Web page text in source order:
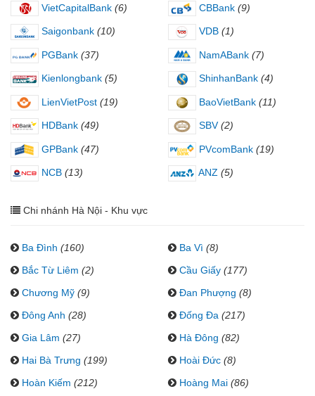
VietCapitalBank (6) CBBank (9)
Saigonbank (10) VDB (1)
PGBank (37) NamABank (7)
Kienlongbank (5) ShinhanBank (4)
LienVietPost (19) BaoVietBank (11)
HDBank (49) SBV (2)
GPBank (47) PVcomBank (19)
NCB (13) ANZ (5)
Chi nhánh Hà Nội - Khu vực
Ba Đình (160) Ba Vì (8)
Bắc Từ Liêm (2) Cầu Giấy (177)
Chương Mỹ (9) Đan Phượng (8)
Đông Anh (28) Đống Đa (217)
Gia Lâm (27) Hà Đông (82)
Hai Bà Trưng (199) Hoài Đức (8)
Hoàn Kiếm (212) Hoàng Mai (86)